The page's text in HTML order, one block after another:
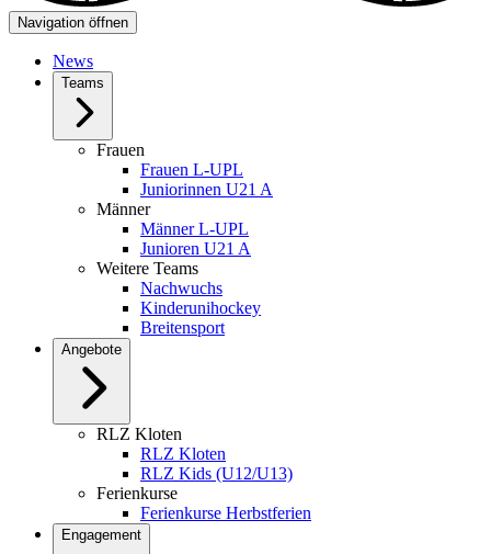
Navigation öffnen
News
Teams
Frauen
Frauen L-UPL
Juniorinnen U21 A
Männer
Männer L-UPL
Junioren U21 A
Weitere Teams
Nachwuchs
Kinderunihockey
Breitensport
Angebote
RLZ Kloten
RLZ Kloten
RLZ Kids (U12/U13)
Ferienkurse
Ferienkurse Herbstferien
Engagement